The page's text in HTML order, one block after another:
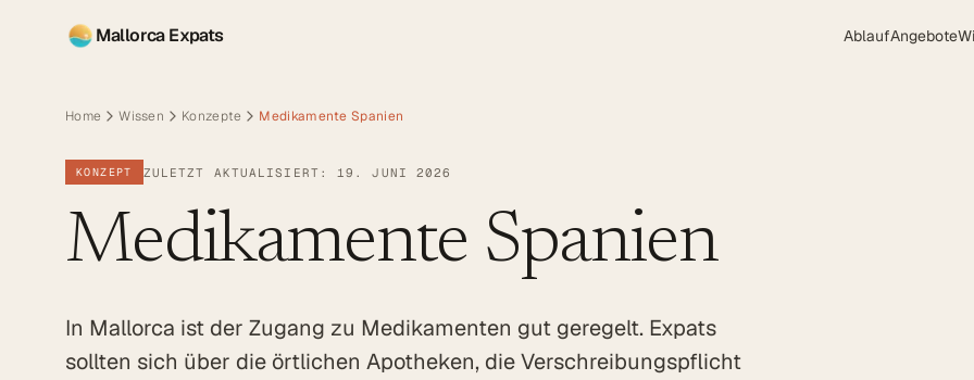
Mallorca Expats AblaufAngebote
Home Wissen Konzepte Medikamente Spanien
KONZEPT ZULETZT AKTUALISIERT: 19. JUNI 2026
Medikamente Spanien
In Mallorca ist der Zugang zu Medikamenten gut geregelt. Expats
sollten sich über die örtlichen Apotheken, die Verschreibungspflicht